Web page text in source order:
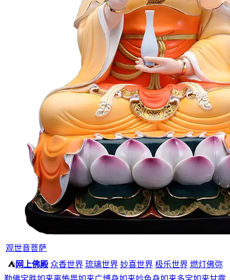
观世音菩萨
⛺网上佛殿 众香世界 琉璃世界 妙喜世界 极乐世界 燃灯佛弥